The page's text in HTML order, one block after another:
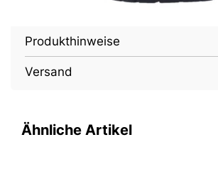
Produkthinweise
Versand
Ähnliche Artikel